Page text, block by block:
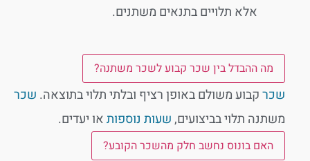
אלא תלויים בתנאים משתנים.
מה ההבדל בין שכר קבוע לשכר משתנה?
שכרקבוע משולם באופן רציף ובלתי תלוי בתוצאה.שכר
משתנה תלוי בביצועים,שעות נוספותאו יעדים.
האם בונוס נחשב חלק מהשכר הקובע?